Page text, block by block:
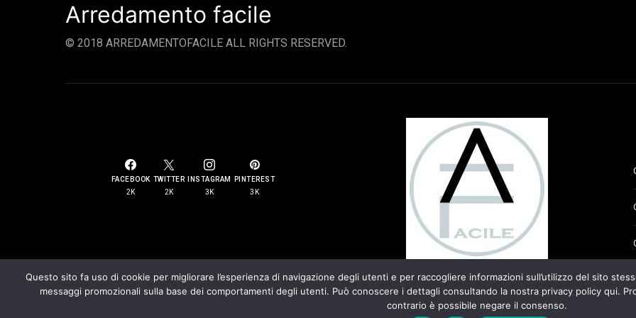
Arredamento facile
© 2018 ARREDAMENTOFACILE ALL RIGHTS RESERVED.
FACEBOOK
2K
TWITTER
2K
INSTAGRAM
3K
PINTEREST
3K
ARREDAMENTO FACILE VI FA SCOPRIRE TUTTE LE ULTIME TENDENZE
DELL'INTERIOR DESIGN NEL SETTORE DELLA CASA E
Questo sito fa uso di cookie per migliorare l’esperienza di navigazione degli utenti e per raccogliere informazioni sull’utilizzo del sito
messaggi promozionali sulla base dei comportamenti degli utenti. Può conoscere i dettagli consultando la nostra privacy policy qui.
contrario è possibile negare il consenso.